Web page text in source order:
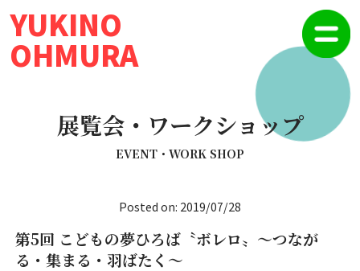
YUKINO
OHMURA
展覧会・ワークショップ
EVENT・WORK SHOP
Posted on: 2019/07/28
第5回 こどもの夢ひろば〝ボレロ〟～つなが
る・集まる・羽ばたく～